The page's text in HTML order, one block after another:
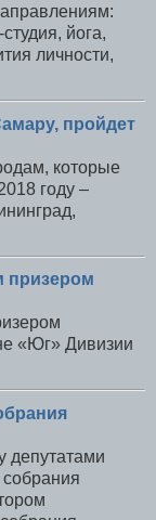
йога,
личности,
пройдет
которые
году –
призером
«Юг» Дивизии
депутатами
собрания